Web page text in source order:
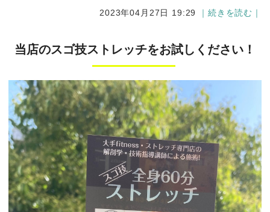
2023年04月27日 19:29 ｜続きを読む｜
当店のスゴ技ストレッチをお試しください！